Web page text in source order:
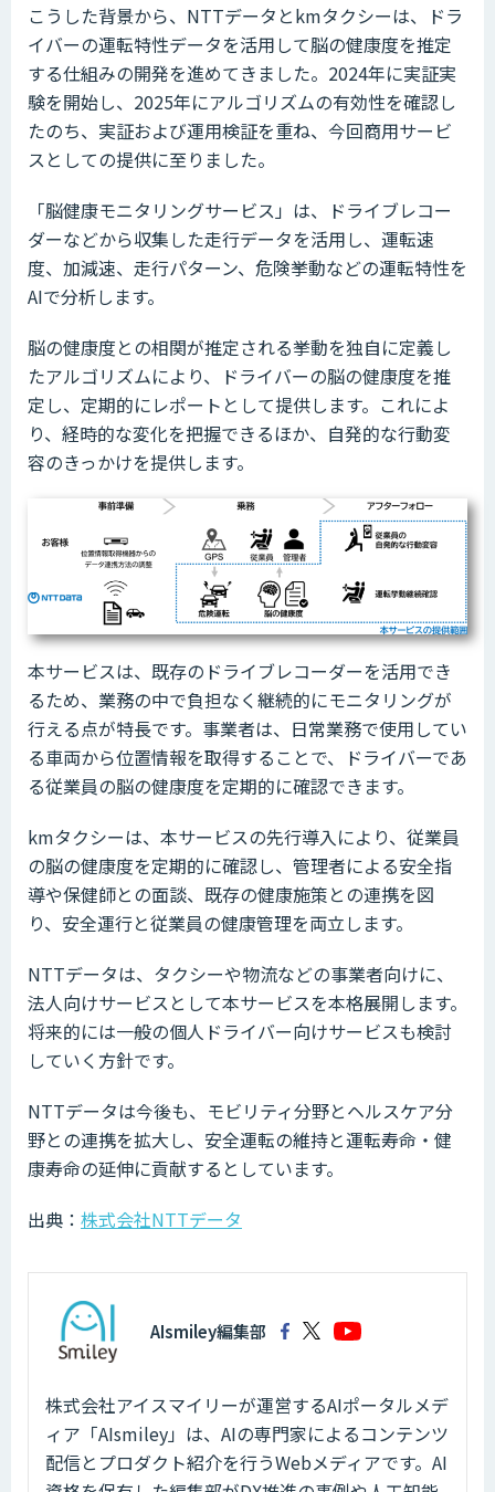
こうした背景から、NTTデータとkmタクシーは、ドラ
イバーの運転特性データを活用して脳の健康度を推定
する仕組みの開発を進めてきました。2024年に実証実
験を開始し、2025年にアルゴリズムの有効性を確認し
たのち、実証および運用検証を重ね、今回商用サービ
スとしての提供に至りました。
「脳健康モニタリングサービス」は、ドライブレコー
ダーなどから収集した走行データを活用し、運転速
度、加減速、走行パターン、危険挙動などの運転特性を
AIで分析します。
脳の健康度との相関が推定される挙動を独自に定義し
たアルゴリズムにより、ドライバーの脳の健康度を推
定し、定期的にレポートとして提供します。これによ
り、経時的な変化を把握できるほか、自発的な行動変
容のきっかけを提供します。
本サービスは、既存のドライブレコーダーを活用でき
るため、業務の中で負担なく継続的にモニタリングが
行える点が特長です。事業者は、日常業務で使用してい
る車両から位置情報を取得することで、ドライバーであ
る従業員の脳の健康度を定期的に確認できます。
kmタクシーは、本サービスの先行導入により、従業員
の脳の健康度を定期的に確認し、管理者による安全指
導や保健師との面談、既存の健康施策との連携を図
り、安全運行と従業員の健康管理を両立します。
NTTデータは、タクシーや物流などの事業者向けに、
法人向けサービスとして本サービスを本格展開します。
将来的には一般の個人ドライバー向けサービスも検討
していく方針です。
NTTデータは今後も、モビリティ分野とヘルスケア分
野との連携を拡大し、安全運転の維持と運転寿命・健
康寿命の延伸に貢献するとしています。
出典： 株式会社NTTデータ
AIsmiley編集部
株式会社アイスマイリーが運営するAIポータルメデ
ィア「AIsmiley」は、AIの専門家によるコンテンツ
配信とプロダクト紹介を行うWebメディアです。AI